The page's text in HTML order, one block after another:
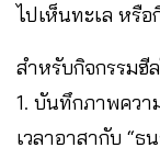
ไปเห็นทะเล หรื
สำหรับกิจกรรมฮี
1. บันทึกภาพควา
เวลาอาสากับ “ธ